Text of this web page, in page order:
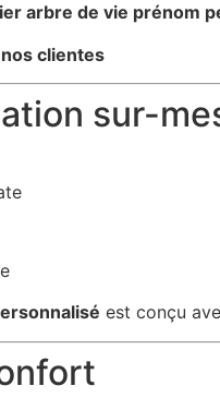
arbre de vie prénom
clientes
sur-
est conçu